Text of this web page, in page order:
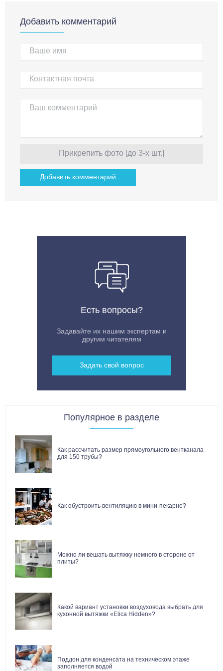
Добавить комментарий
Прикрепить фото [до 3-х шт.]
Есть вопросы?
Задавайте их нашим экспертам и
другим читателям
Задать свой вопрос
Популярное в разделе
Как рассчитать размер прямоугольного вентканала
для 150 трубы?
Как обустроить вентиляцию в мини-пекарне?
Можно ли вешать вытяжку немного в стороне от
плиты?
Какой вариант установки воздуховода выбрать для
кухонной вытяжки «Elica Hidden»?
Поддон для конденсата на техническом этаже
заполняется водой